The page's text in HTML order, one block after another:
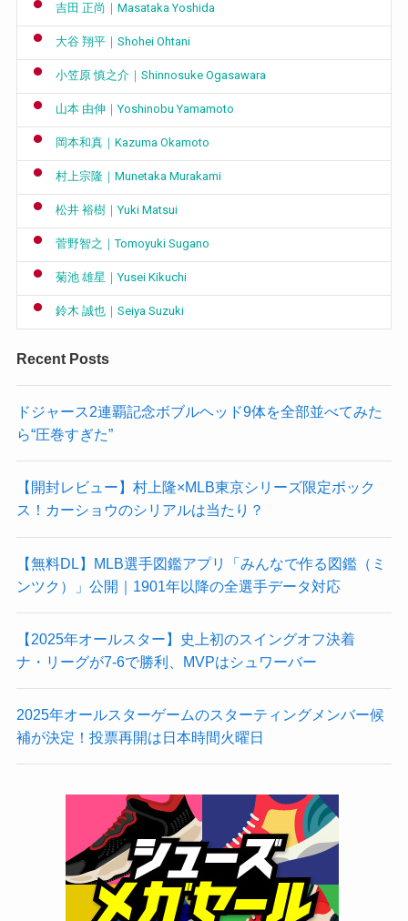
吉田 正尚｜Masataka Yoshida
大谷 翔平｜Shohei Ohtani
小笠原 慎之介｜Shinnosuke Ogasawara
山本 由伸｜Yoshinobu Yamamoto
岡本和真｜Kazuma Okamoto
村上宗隆｜Munetaka Murakami
松井 裕樹｜Yuki Matsui
菅野智之｜Tomoyuki Sugano
菊池 雄星｜Yusei Kikuchi
鈴木 誠也｜Seiya Suzuki
Recent Posts
ドジャース2連覇記念ボブルヘッド9体を全部並べてみた
ら“圧巻すぎた”
【開封レビュー】村上隆×MLB東京シリーズ限定ボック
ス！カーショウのシリアルは当たり？
【無料DL】MLB選手図鑑アプリ「みんなで作る図鑑（ミ
ンツク）」公開｜1901年以降の全選手データ対応
【2025年オールスター】史上初のスイングオフ決着
ナ・リーグが7-6で勝利、MVPはシュワーバー
2025年オールスターゲームのスターティングメンバー候
補が決定！投票再開は日本時間火曜日